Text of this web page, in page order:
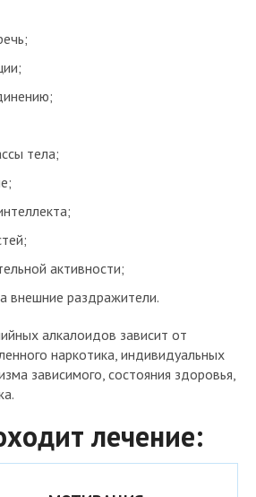
тела;
активности;
внешние раздражители.
алкалоидов зависит от
наркотика, индивидуальных
зависимого, состояния здоровья,
лечение: